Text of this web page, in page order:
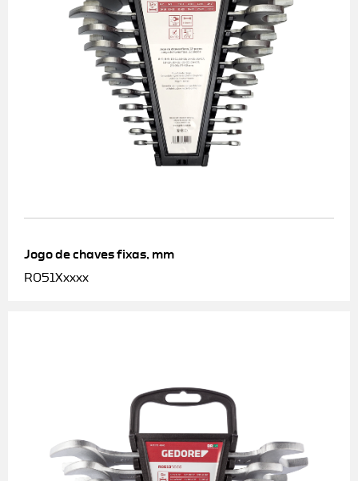
Jogo de chaves fixas, mm
R051Xxxxx